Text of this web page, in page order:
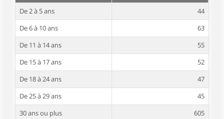
De 2 à 5 ans
44
De 6 à 10 ans
63
De 11 à 14 ans
55
De 15 à 17 ans
52
De 18 à 24 ans
47
De 25 à 29 ans
45
30 ans ou plus
605